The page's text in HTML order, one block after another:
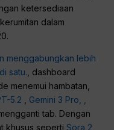
ketersediaan
dalam
menggabungkan lebih
satu. , dashboard
menemui hambatan,
5.2
Gemini 3 Pro, ,
tab. Dengan
khusus sepertiSora 2